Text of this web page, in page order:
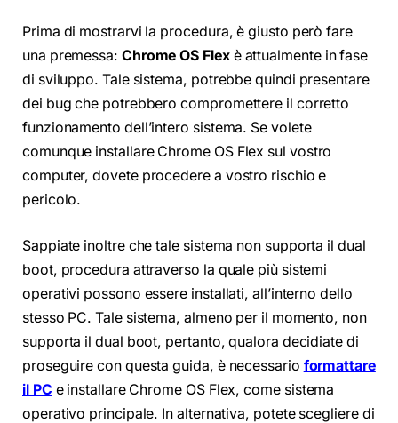
Prima di mostrarvi la procedura, è giusto però fare
una premessa: Chrome OS Flexè attualmente in fase
di sviluppo. Tale sistema, potrebbe quindi presentare
dei bug che potrebbero compromettere il corretto
funzionamento dell’intero sistema. Se volete
comunque installare Chrome OS Flex sul vostro
computer, dovete procedere a vostro rischio e
pericolo.
Sappiate inoltre che tale sistema non supporta il dual
boot, procedura attraverso la quale più sistemi
operativi possono essere installati, all’interno dello
stesso PC. Tale sistema, almeno per il momento, non
supporta il dual boot, pertanto, qualora decidiate di
proseguire con questa guida, è necessario formattare
il PC e installare Chrome OS Flex, come sistema
operativo principale. In alternativa, potete scegliere di